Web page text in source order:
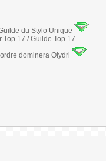
du Stylo Unique
Top 17 / Guilde Top 17
dominera Olydri